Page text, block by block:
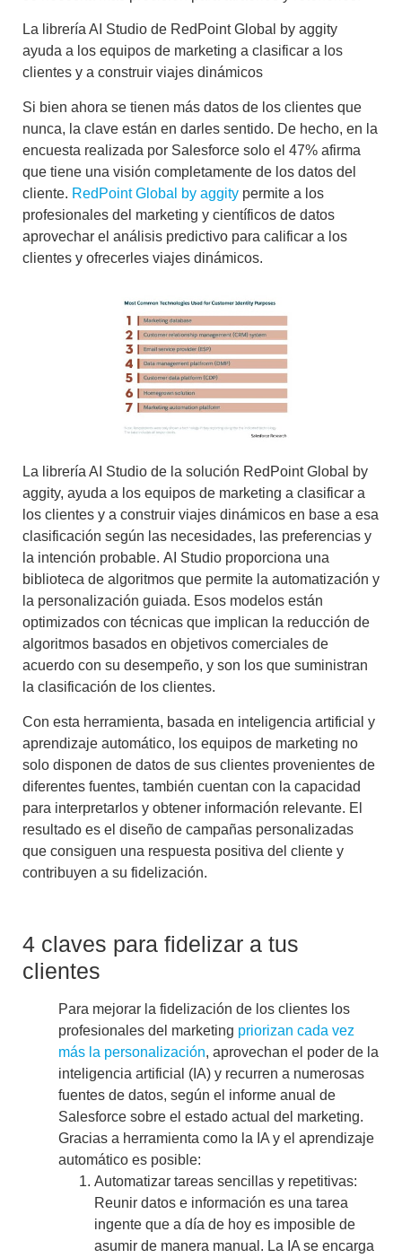
La librería AI Studio de RedPoint Global by aggity
ayuda a los equipos de marketing a clasificar a los
clientes y a construir viajes dinámicos
Si bien ahora se tienen más datos de los clientes que
nunca, la clave están en darles sentido. De hecho, en la
encuesta realizada por Salesforce solo el 47% afirma
que tiene una visión completamente de los datos del
cliente. RedPoint Global by aggity permite a los
profesionales del marketing y científicos de datos
aprovechar el análisis predictivo para calificar a los
clientes y ofrecerles viajes dinámicos.
La librería AI Studio de la solución RedPoint Global by
aggity, ayuda a los equipos de marketing a clasificar a
los clientes y a construir viajes dinámicos en base a esa
clasificación según las necesidades, las preferencias y
la intención probable. AI Studio proporciona una
biblioteca de algoritmos que permite la automatización y
la personalización guiada. Esos modelos están
optimizados con técnicas que implican la reducción de
algoritmos basados en objetivos comerciales de
acuerdo con su desempeño, y son los que suministran
la clasificación de los clientes.
Con esta herramienta, basada en inteligencia artificial y
aprendizaje automático, los equipos de marketing no
solo disponen de datos de sus clientes provenientes de
diferentes fuentes, también cuentan con la capacidad
para interpretarlos y obtener información relevante. El
resultado es el diseño de campañas personalizadas
que consiguen una respuesta positiva del cliente y
contribuyen a su fidelización.
4 claves para fidelizar a tus
clientes
Para mejorar la fidelización de los clientes los
profesionales del marketing priorizan cada vez
más la personalización, aprovechan el poder de la
inteligencia artificial (IA) y recurren a numerosas
fuentes de datos, según el informe anual de
Salesforce sobre el estado actual del marketing.
Gracias a herramienta como la IA y el aprendizaje
automático es posible:
Automatizar tareas sencillas y repetitivas:
Reunir datos e información es una tarea
ingente que a día de hoy es imposible de
asumir de manera manual. La IA se encarga